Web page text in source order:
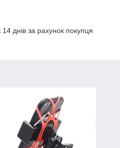
днів за рахунок покупця